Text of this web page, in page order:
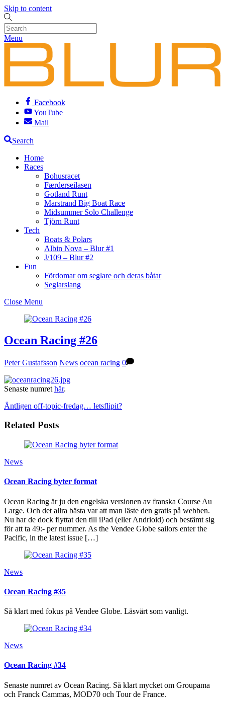
Skip to content
Menu
Facebook
YouTube
Mail
Search
Home
Races
Bohusracet
Færderseilasen
Gotland Runt
Marstrand Big Boat Race
Midsummer Solo Challenge
Tjörn Runt
Tech
Boats & Polars
Albin Nova – Blur #1
J/109 – Blur #2
Fun
Fördomar om seglare och deras båtar
Seglarslang
Close Menu
Ocean Racing #26
Peter Gustafsson News ocean racing 0
Senaste numret här.
Äntligen off-topic-fredag… letsflipit?
Related Posts
News
Ocean Racing byter format
Ocean Racing är ju den engelska versionen av franska Course Au
Large. Och det allra bästa var att man läste den gratis på webben.
Nu har de dock flyttat den till iPad (eller Andrioid) och bestämt sig
för att ta 49:- per nummer. As the Vendee Globe sailors enter the
Pacific, in the latest issue […]
News
Ocean Racing #35
Så klart med fokus på Vendee Globe. Läsvärt som vanligt.
News
Ocean Racing #34
Senaste numret av Ocean Racing. Så klart mycket om Groupama
och Franck Cammas, MOD70 och Tour de France.